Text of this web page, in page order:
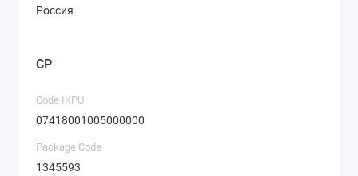
Россия
CP
Code IKPU
07418001005000000
Package Code
1345593